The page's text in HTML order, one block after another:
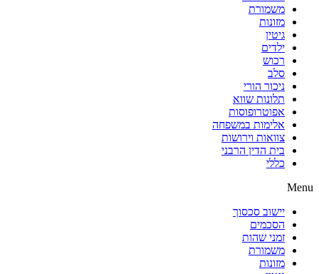
משמורת
מזונות
גיטין
ילדים
רכוש
סלב
ניכור הורי
תלונות שווא
אפוטרופוסות
אלימות במשפחה
צוואות וירושות
בית הדין הרבני
כללי
Menu
יישוב סכסוך
הסכמים
זמני שהות
משמורת
מזונות